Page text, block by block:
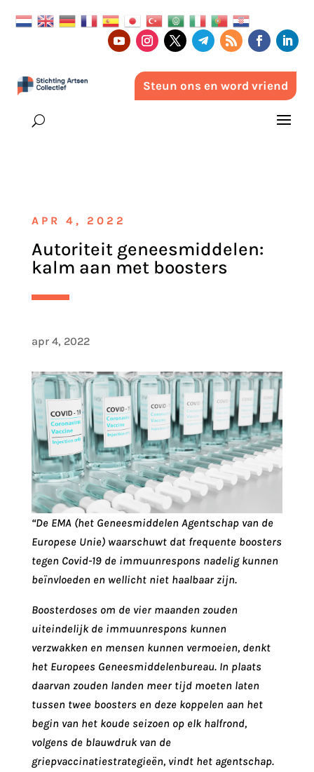
Steun ons en word vriend
APR 4, 2022
Autoriteit geneesmiddelen:
kalm aan met boosters
apr 4, 2022
“De EMA (het Geneesmiddelen Agentschap van de
Europese Unie) waarschuwt dat frequente boosters
tegen Covid-19 de immuunrespons nadelig kunnen
beïnvloeden en wellicht niet haalbaar zijn.
Boosterdoses om de vier maanden zouden
uiteindelijk de immuunrespons kunnen
verzwakken en mensen kunnen vermoeien, denkt
het Europees Geneesmiddelenbureau. In plaats
daarvan zouden landen meer tijd moeten laten
tussen twee boosters en deze koppelen aan het
begin van het koude seizoen op elk halfrond,
volgens de blauwdruk van de
griepvaccinatiestrategieën, vindt het agentschap.